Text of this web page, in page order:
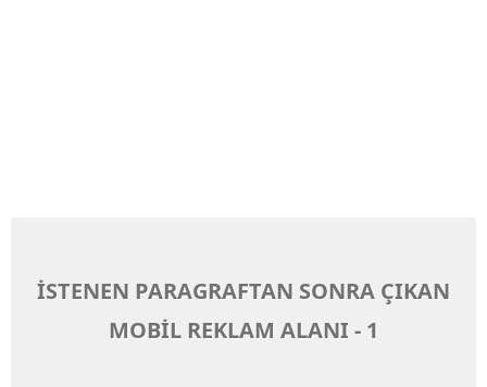
İSTENEN PARAGRAFTAN SONRA ÇIKAN
MOBİL REKLAM ALANI - 1